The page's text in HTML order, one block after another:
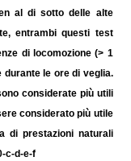
al di sotto delle alte
entrambi questi test
di locomozione (> 1
durante le ore di veglia.
considerate più utili
considerato più utile
di prestazioni naturali
c-d-e-f